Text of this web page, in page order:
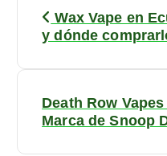
Wax Vape en
y dónde
Death Row
Marca de Snoop